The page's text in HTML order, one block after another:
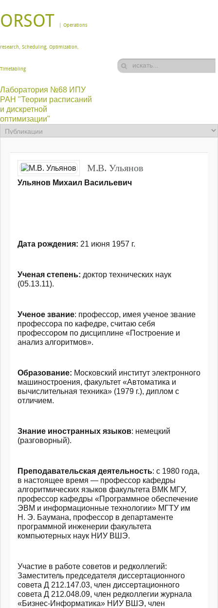
ORSOT | Operations
research, Scheduling, Optimization,
Timetabling
Лаборатория №68 ИПУ
РАН "Теории расписаний
и дискретной
оптимизации"
М.В. Ульянов
Ульянов Михаил Васильевич
Дата рождения: 21 июня 1957 г.
Ученая степень: доктор технических наук
(05.13.11).
Ученое звание: профессор, имея ученое звание
профессора по кафедре, считаю себя
профессором по дисциплине «Построение и
анализ алгоритмов».
Образование: Московский институт электронного
машиностроения, факультет «Автоматика и
вычислительная техника» (1979 г.), диплом с
отличием.
Знание иностранных языков: немецкий
(разговорный).
Преподавательская деятельность: с 1980 года,
в настоящее время — профессор кафедры
алгоритмических языков факультета ВМК МГУ,
профессор кафедры «Программное обеспечение
ЭВМ и информационные технологии» МГТУ им
Н. Э. Баумана, профессор в департаменте
программной инженерии факультета
компьютерных наук НИУ ВШЭ.
Участие в работе советов и редколлегий:
Заместитель председателя диссертационного
совета Д 212.147.03, член диссертационного
совета Д 212.048.09, член редколлегии журнала
«Бизнес-Информатика» НИУ ВШЭ, член